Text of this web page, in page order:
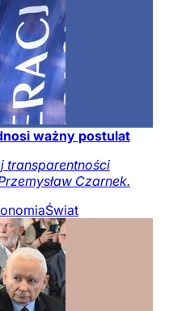
ważny postulat
transparentności
Czarnek.
Świat